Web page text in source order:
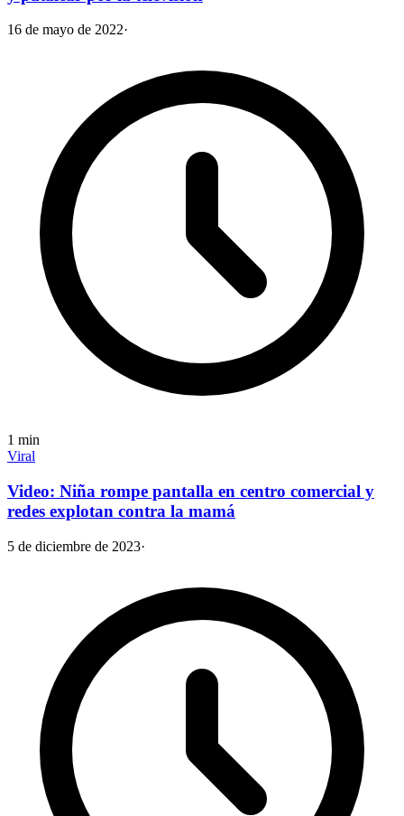
16 de mayo de 2022·
1 min
Viral
Video: Niña rompe pantalla en centro comercial y
redes explotan contra la mamá
5 de diciembre de 2023·